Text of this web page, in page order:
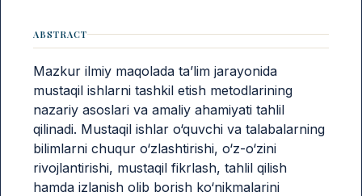
ABSTRACT
Mazkur ilmiy maqolada ta’lim jarayonida
mustaqil ishlarni tashkil etish metodlarining
nazariy asoslari va amaliy ahamiyati tahlil
qilinadi. Mustaqil ishlar o‘quvchi va talabalarning
bilimlarni chuqur o‘zlashtirishi, o‘z-o‘zini
rivojlantirishi, mustaqil fikrlash, tahlil qilish
hamda izlanish olib borish ko‘nikmalarini